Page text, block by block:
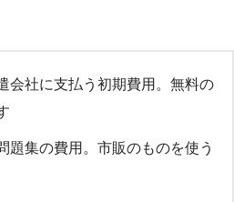
会社に支払う初期費用。無料の
題集の費用。市販のものを使う